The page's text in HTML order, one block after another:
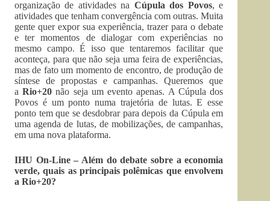
organização de atividades na Cúpula dos Povos, e
atividades que tenham convergência com outras. Muita
gente quer expor sua experiência, trazer para o debate
e ter momentos de dialogar com experiências no
mesmo campo. É isso que tentaremos facilitar que
aconteça, para que não seja uma feira de experiências,
mas de fato um momento de encontro, de produção de
síntese de propostas e campanhas. Queremos que
aRio+20 não seja um evento apenas. A Cúpula dos
Povos é um ponto numa trajetória de lutas. E esse
ponto tem que se desdobrar para depois da Cúpula em
uma agenda de lutas, de mobilizações, de campanhas,
em uma nova plataforma.
IHU On-Line – Além do debate sobre a economia
verde, quais as principais polêmicas que envolvem
a Rio+20?